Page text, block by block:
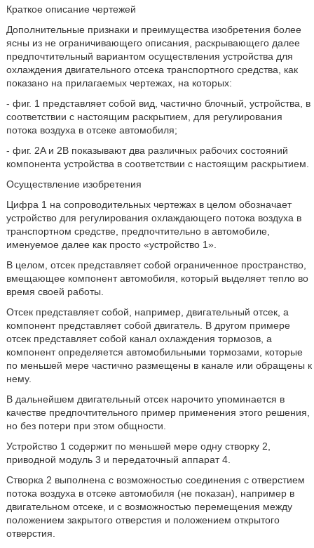
Краткое описание чертежей
Дополнительные признаки и преимущества изобретения более
ясны из не ограничивающего описания, раскрывающего далее
предпочтительный вариантом осуществления устройства для
охлаждения двигательного отсека транспортного средства, как
показано на прилагаемых чертежах, на которых:
- фиг. 1 представляет собой вид, частично блочный, устройства, в
соответствии с настоящим раскрытием, для регулирования
потока воздуха в отсеке автомобиля;
- фиг. 2A и 2B показывают два различных рабочих состояний
компонента устройства в соответствии с настоящим раскрытием.
Осуществление изобретения
Цифра 1 на сопроводительных чертежах в целом обозначает
устройство для регулирования охлаждающего потока воздуха в
транспортном средстве, предпочтительно в автомобиле,
именуемое далее как просто «устройство 1».
В целом, отсек представляет собой ограниченное пространство,
вмещающее компонент автомобиля, который выделяет тепло во
время своей работы.
Отсек представляет собой, например, двигательный отсек, а
компонент представляет собой двигатель. В другом примере
отсек представляет собой канал охлаждения тормозов, а
компонент определяется автомобильными тормозами, которые
по меньшей мере частично размещены в канале или обращены к
нему.
В дальнейшем двигательный отсек нарочито упоминается в
качестве предпочтительного пример применения этого решения,
но без потери при этом общности.
Устройство 1 содержит по меньшей мере одну створку 2,
приводной модуль 3 и передаточный аппарат 4.
Створка 2 выполнена с возможностью соединения с отверстием
потока воздуха в отсеке автомобиля (не показан), например в
двигательном отсеке, и с возможностью перемещения между
положением закрытого отверстия и положением открытого
отверстия.